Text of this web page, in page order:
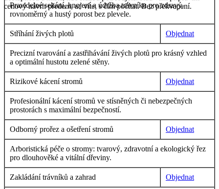
cenový návrh předem, ať víte, s čím počítat. Bez překvapení.
Pravidelné sekání, hnojení a údržba trávníku pro zdravý,
rovnoměrný a hustý porost bez plevele.
Stříhání živých plotů Objednat
Precizní tvarování a zastřihávání živých plotů pro krásný vzhled
a optimální hustotu zelené stěny.
Rizikové kácení stromů Objednat
Profesionální kácení stromů ve stísněných či nebezpečných
prostorách s maximální bezpečností.
Odborný prořez a ošetření stromů Objednat
Arboristická péče o stromy: tvarový, zdravotní a ekologický řez
pro dlouhověké a vitální dřeviny.
Zakládání trávníků a zahrad Objednat